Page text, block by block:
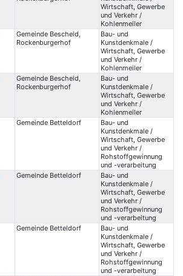
Wirtschaft, Gewerbe
und Verkehr /
Kohlenmeiler
Gemeinde Bescheid,
Rockenburgerhof
Bau- und
Kunstdenkmale /
Wirtschaft, Gewerbe
und Verkehr /
Kohlenmeiler
Gemeinde Bescheid,
Rockenburgerhof
Bau- und
Kunstdenkmale /
Wirtschaft, Gewerbe
und Verkehr /
Kohlenmeiler
Gemeinde Betteldorf
Bau- und
Kunstdenkmale /
Wirtschaft, Gewerbe
und Verkehr /
Rohstoffgewinnung
und -verarbeitung
Gemeinde Betteldorf
Bau- und
Kunstdenkmale /
Wirtschaft, Gewerbe
und Verkehr /
Rohstoffgewinnung
und -verarbeitung
Gemeinde Betteldorf
Bau- und
Kunstdenkmale /
Wirtschaft, Gewerbe
und Verkehr /
Rohstoffgewinnung
und -verarbeitung